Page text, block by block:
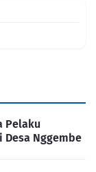
Pelaku
Desa Nggembe